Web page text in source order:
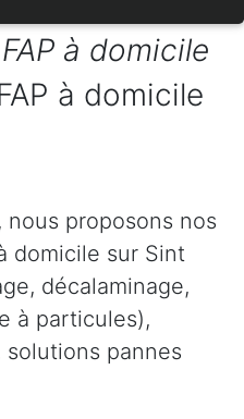
à domicile
à domicile
nous proposons nos
domicile sur Sint
décalaminage,
à particules),
pannes